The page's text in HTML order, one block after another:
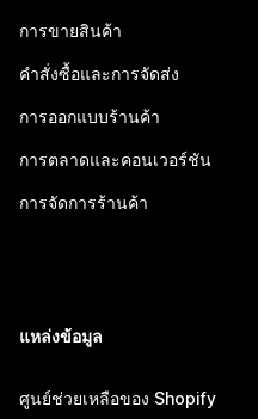
การขายสินค้า
คำสั่งซื้อและการจัดส่ง
การออกแบบร้านค้า
การตลาดและคอนเวอร์ชัน
การจัดการร้านค้า
แหล่งข้อมูล
ศูนย์ช่วยเหลือของ Shopify